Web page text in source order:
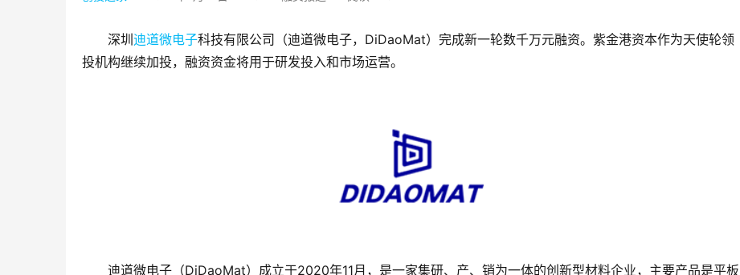
深圳 迪道微电子科技有限公司（迪道微电子，DiDaoMat）完成新一轮数千万元融资。紫金港资本作为天使轮领
投机构继续加投，融资资金将用于研发投入和市场运营。
迪道微电子（DiDaoMat）成立于2020年11月，是一家集研、产、销为一体的创新型材料企业，主要产品是平板